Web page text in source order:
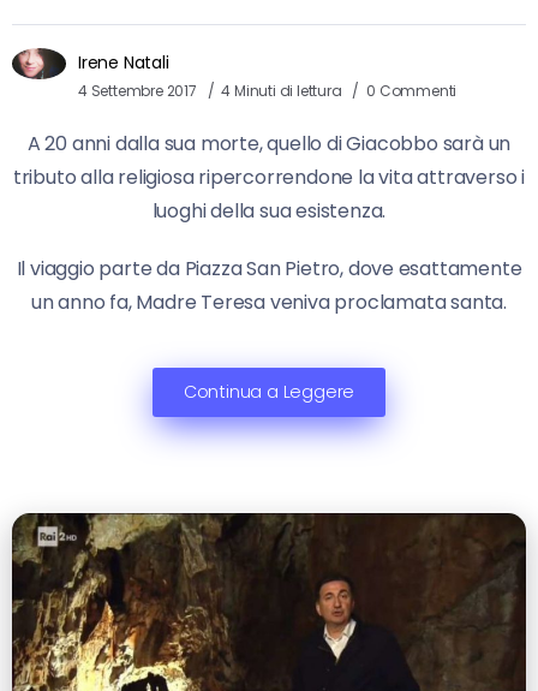
Irene Natali
4 Settembre 2017 4 Minuti di lettura 0 Commenti
A 20 anni dalla sua morte, quello di Giacobbo sarà un
tributo alla religiosa ripercorrendone la vita attraverso i
luoghi della sua esistenza.
Il viaggio parte da Piazza San Pietro, dove esattamente
un anno fa, Madre Teresa veniva proclamata santa.
Continua a Leggere